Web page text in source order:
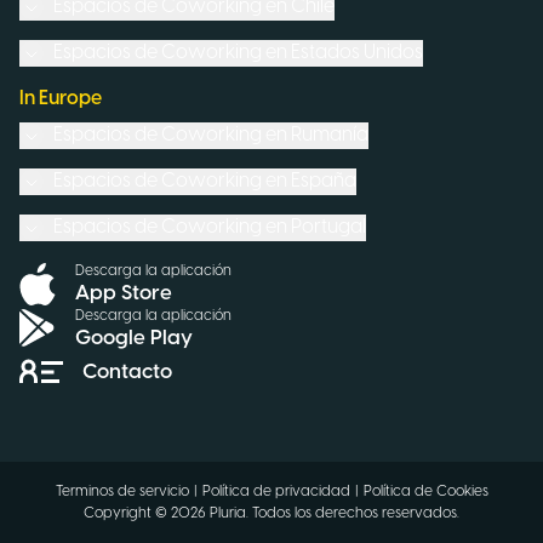
In Europe
Descarga la aplicación
App Store
Descarga la aplicación
Google Play
Contacto
Copyright © 2026 Pluria. Todos los derechos reservados.
Terminos de servicio Política de privacidad Política de Cookies